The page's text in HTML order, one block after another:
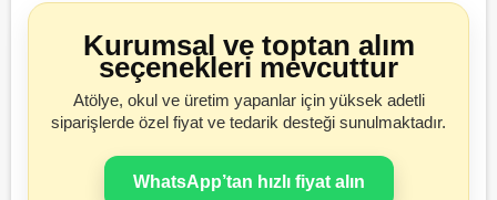
Kurumsal ve toptan alım
seçenekleri mevcuttur
Atölye, okul ve üretim yapanlar için yüksek adetli
siparişlerde özel fiyat ve tedarik desteği sunulmaktadır.
WhatsApp’tan hızlı fiyat alın